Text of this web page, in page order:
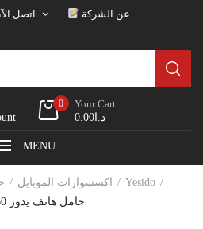
اتصل عن الشركة
0
Your Cart:
د.ا0.00
MENU
اكسسوارات الموبايل
Yesido
Yesido حامل هاتف يدور 360 درجة لأي فتحة تهوية